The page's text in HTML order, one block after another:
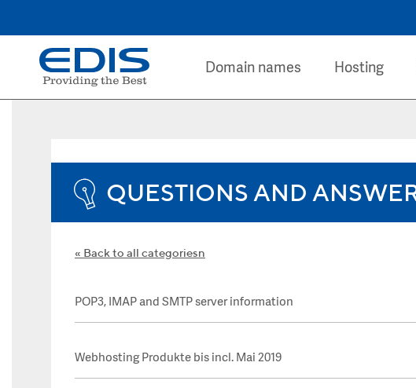
Domain names Hosting
QUESTIONS AND
Back to all categoriesn
POP3, IMAP and SMTP server information
Webhosting Produkte bis incl. Mai 2019